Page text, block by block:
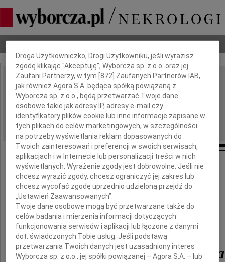
Nekrologi Odeszli Poradnik pogrzebowy
IMIĘ I NAZWISKO:
REGION: Płock
DATA EMISJI: 27.07.2018
W 150. rocznicę urodzin
Dnia 30 lipca 1868 r. urodziła się
Halina
z Horodyskich Rutska
Dbamy o Twoją prywatność
Droga Użytkowniczko, Drogi Użytkowniku, jeśli wyrazisz
zgodę klikając "Akceptuję", Wyborcza sp. z o.o. oraz jej
Zaufani Partnerzy, w tym [872 ] Zaufanych Partnerów IAB,
jak również Agora S.A. będąca spółką powiązaną z
Wyborcza sp. z o.o., będą przetwarzać Twoje dane
osobowe takie jak adresy IP, adresy e-mail czy
identyfikatory plików cookie lub inne informacje zapisane w
tych plikach do celów marketingowych, w szczególności
na potrzeby wyświetlania reklam dopasowanych do
Twoich zainteresowań i preferencji w swoich serwisach,
aplikacjach i w Internecie lub personalizacji treści w nich
wyświetlanych. Wyrażenie zgody jest dobrowolne. Jeśli nie
chcesz wyrazić zgody, chcesz ograniczyć jej zakres lub
chcesz wycofać zgodę uprzednio udzieloną przejdź do
„Ustawień Zaawansowanych”.
Twoje dane osobowe mogą być przetwarzane także do
celów badania i mierzenia informacji dotyczących
funkcjonowania serwisów i aplikacji lub łączone z danymi
dot. świadczonych Tobie usług. Jeśli podstawą
przetwarzania Twoich danych jest uzasadniony interes
Wyborcza sp. z o.o., jej spółki powiązanej – Agora S.A. – lub